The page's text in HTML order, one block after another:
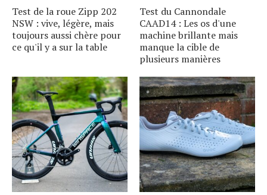
Test de la roue Zipp 202
NSW : vive, légère, mais
toujours aussi chère pour
ce qu'il y a sur la table
Test du Cannondale
CAAD14 : Les os d'une
machine brillante mais
manque la cible de
plusieurs manières